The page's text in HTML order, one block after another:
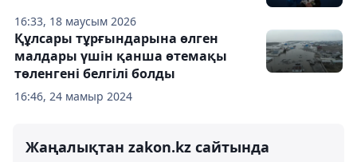
16:33, 18 маусым 2026
16:46, 24 мамыр 2024
Құлсары тұрғындарына өлген
малдары үшін қанша өтемақы
төленгені белгілі болды
Жаңалықтан zakon.kz сайтында